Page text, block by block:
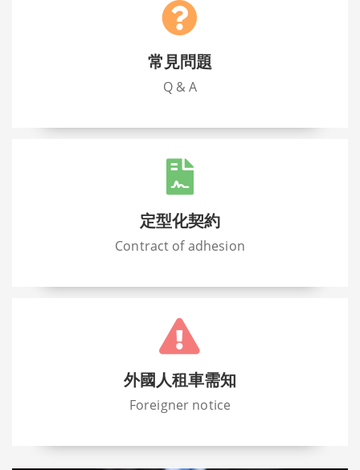
常見問題
Q & A
定型化契約
Contract of adhesion
外國人租車需知
Foreigner notice